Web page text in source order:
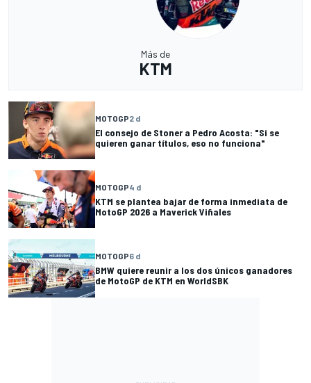
Más de
KTM
MOTOGP2 d
El consejo de Stoner a Pedro Acosta: "Si se
quieren ganar títulos, eso no funciona"
MOTOGP4 d
KTM se plantea bajar de forma inmediata de
MotoGP 2026 a Maverick Viñales
MOTOGP6 d
BMW quiere reunir a los dos únicos ganadores
de MotoGP de KTM en WorldSBK